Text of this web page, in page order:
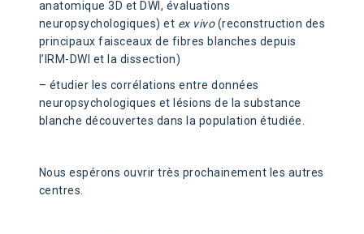
anatomique 3D et DWI, évaluations
neuropsychologiques) et ex vivo(reconstruction des
principaux faisceaux de fibres blanches depuis
l’IRM-DWI et la dissection)
– étudier les corrélations entre données
neuropsychologiques et lésions de la substance
blanche découvertes dans la population étudiée.
Nous espérons ouvrir très prochainement les autres
centres.